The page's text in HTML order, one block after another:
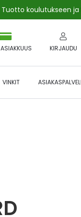
Tuotto koulutukseen
KIRJAUDU
VINKIT